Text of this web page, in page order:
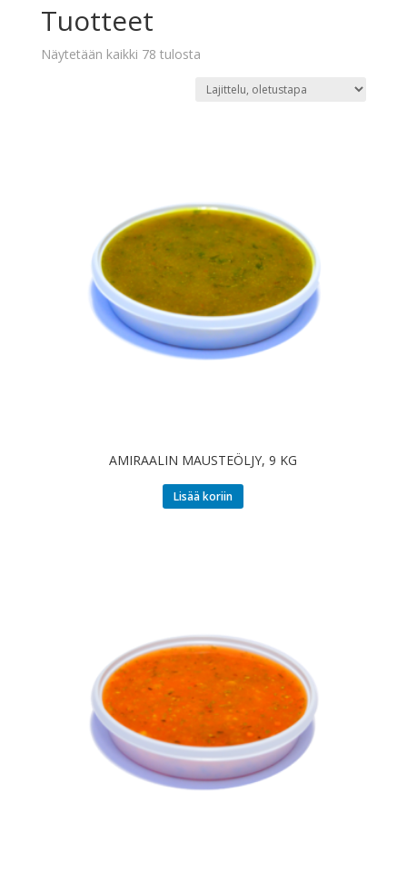
Tuotteet
Näytetään kaikki 78 tulosta
AMIRAALIN MAUSTEÖLJY, 9 KG
Lisää koriin